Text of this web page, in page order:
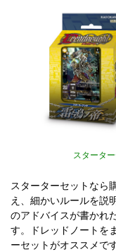
スタータ
スターターセットなら
え、細かいルールを説
のアドバイスが書かれ
す。ドレッドノートを
ーセットがオススメで